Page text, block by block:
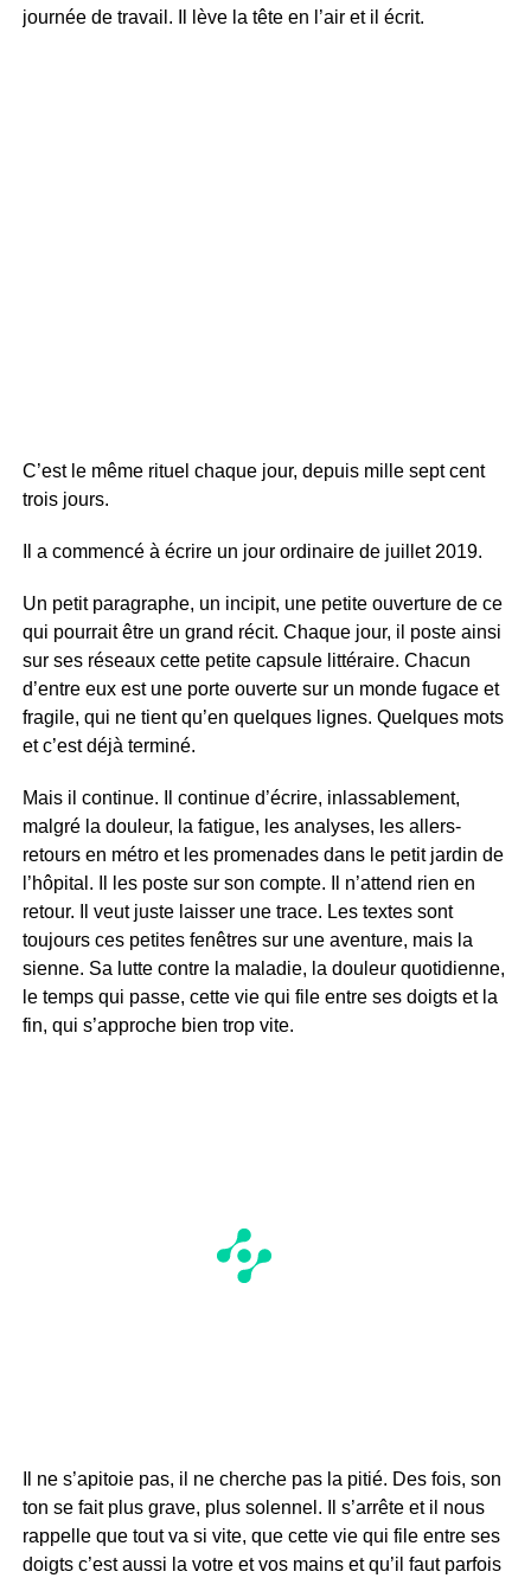
journée de travail. Il lève la tête en l’air et il écrit.
C’est le même rituel chaque jour, depuis mille sept cent
trois jours.
Il a commencé à écrire un jour ordinaire de juillet 2019.
Un petit paragraphe, un incipit, une petite ouverture de ce
qui pourrait être un grand récit. Chaque jour, il poste ainsi
sur ses réseaux cette petite capsule littéraire. Chacun
d’entre eux est une porte ouverte sur un monde fugace et
fragile, qui ne tient qu’en quelques lignes. Quelques mots
et c’est déjà terminé.
Mais il continue. Il continue d’écrire, inlassablement,
malgré la douleur, la fatigue, les analyses, les allers-
retours en métro et les promenades dans le petit jardin de
l’hôpital. Il les poste sur son compte. Il n’attend rien en
retour. Il veut juste laisser une trace. Les textes sont
toujours ces petites fenêtres sur une aventure, mais la
sienne. Sa lutte contre la maladie, la douleur quotidienne,
le temps qui passe, cette vie qui file entre ses doigts et la
fin, qui s’approche bien trop vite.
Il ne s’apitoie pas, il ne cherche pas la pitié. Des fois, son
ton se fait plus grave, plus solennel. Il s’arrête et il nous
rappelle que tout va si vite, que cette vie qui file entre ses
doigts c’est aussi la votre et vos mains et qu’il faut parfois